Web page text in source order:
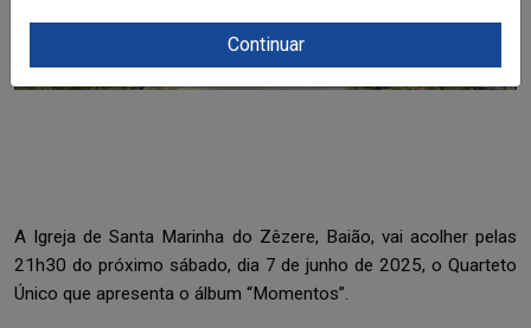
Continuar
A Igreja de Santa Marinha do Zêzere, Baião, vai acolher pelas
21h30 do próximo sábado, dia 7 de junho de 2025, o Quarteto
Único que apresenta o álbum “Momentos”.